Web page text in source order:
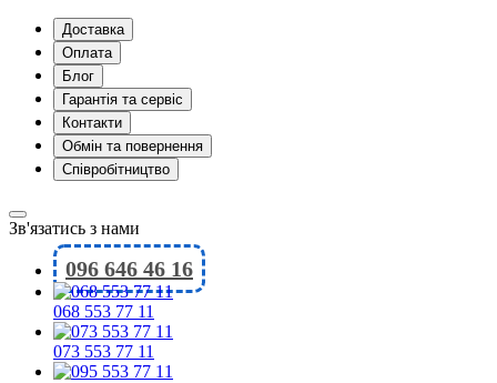
Доставка
Оплата
Блог
Гарантія та сервіс
Контакти
Обмін та повернення
Співробітництво
Зв'язатись з нами
096 646 46 16
068 553 77 11
073 553 77 11